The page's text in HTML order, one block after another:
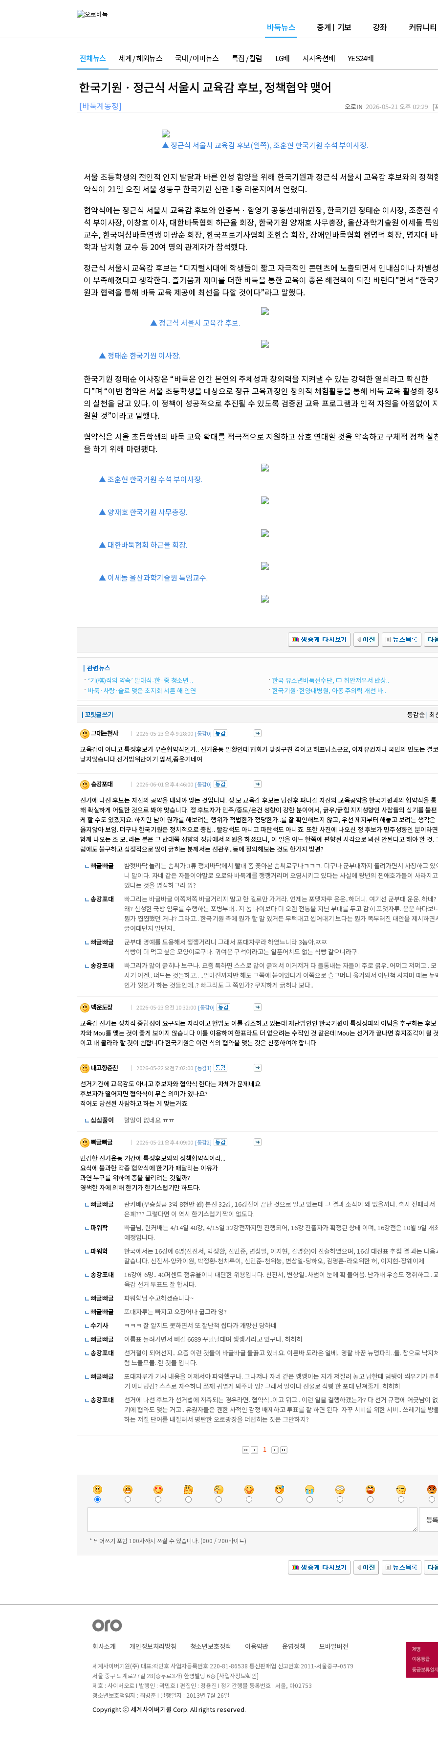
바둑뉴스 중계 | 기보 강좌 커뮤니티
전체뉴스 세계 / 해외뉴스 국내 / 아마뉴스 특집 / 칼럼 LG배 지지옥션배 YES24배
한국기원ㆍ정근식 서울시 교육감 후보, 정책협약 맺어
[바둑계동정] 오로IN 2026-05-21 오후 02:29 [
▲ 정근식 서울시 교육감 후보(왼쪽), 조훈현 한국기원 수석 부이사장.
서울 초등학생의 전인적 인지 발달과 바른 인성 함양을 위해 한국기원과 정근식 서울시 교육감 후보와의 정책
약식이 21일 오전 서울 성동구 한국기원 신관 1층 라운지에서 열렸다.
협약식에는 정근식 서울시 교육감 후보와 안종복ㆍ함영기 공동선대위원장, 한국기원 정태순 이사장, 조훈현
석 부이사장, 이창호 이사, 대한바둑협회 하근율 회장, 한국기원 양재호 사무총장, 울산과학기술원 이세돌 특임
교수, 한국여성바둑연맹 이광순 회장, 한국프로기사협회 조한승 회장, 장애인바둑협회 현명덕 회장, 명지대
학과 남치형 교수 등 20여 명의 관계자가 참석했다.
정근식 서울시 교육감 후보는 “디지털시대에 학생들이 짧고 자극적인 콘텐츠에 노출되면서 인내심이나 차별성
이 부족해졌다고 생각한다. 즐거움과 재미를 더한 바둑을 통한 교육이 좋은 해결책이 되길 바란다”면서 “한국
원과 협력을 통해 바둑 교육 제공에 최선을 다할 것이다”라고 말했다.
▲ 정근식 서울시 교육감 후보.
▲ 정태순 한국기원 이사장.
한국기원 정태순 이사장은 “바둑은 인간 본연의 주체성과 창의력을 지켜낼 수 있는 강력한 열쇠라고 확신한
다”며 “이번 협약은 서울 초등학생을 대상으로 정규 교육과정인 창의적 체험활동을 통해 바둑 교육 활성화 정
의 실천을 담고 있다. 이 정책이 성공적으로 추진될 수 있도록 검증된 교육 프로그램과 인적 자원을 아낌없이 지
원할 것”이라고 말했다.
협약식은 서울 초등학생의 바둑 교육 확대를 적극적으로 지원하고 상호 연대할 것을 약속하고 구체적 정책 실
을 하기 위해 마련됐다.
▲ 조훈현 한국기원 수석 부이사장.
▲ 양재호 한국기원 사무총장.
▲ 대한바둑협회 하근율 회장.
▲ 이세돌 울산과학기술원 특임교수.
┃관련뉴스
‘기(棋)적의 약속’ 발대식-한·중 청소년 ..
바둑·사랑·술로 맺은 초지회 서른 해 인연
한국 유소년바둑선수단, 中 취안저우서 반상..
한국기원·한양대병원, 아동 주의력 개선 바..
┃꼬릿글 쓰기 동감순| 최
그대는천사
｜ 2026-05-23 오후 9:28:00 [동감0]
교육감이 아니고 특정후보가 무슨협약식인가.. 선거운동 일환인데 협회가 맞장구친 격이고 해프닝쇼군요, 이제유권자나 국민의 민도는 결코
낮지않습니다.선거법위반이기 앞서,좀웃기네여
송강포대 ｜ 2026-06-01 오후 4:46:00 [동감0]
선거에 나선 후보는 자신의 공약을 내놔야 맞는 것입니다. 정 모 교육감 후보는 당선후 펴나갈 자신의 교육공약을 한국기원과의 협약식을 통
해 확실하게 어필한 것으로 봐야 맞습니다. 정 후보자가 민주/중도/온건 성향이 강한 분이어서, 긁우/긁힘 지지성향인 사람들의 심기를 불편
케 할 수도 있겠지요. 하지만 남이 뭔가를 해보려는 행위가 적법한가 정당한가..를 잘 확인해보지 않고, 우선 제지부터 해놓고 보려는 생각은
옳지않아 보임. 더구나 한국기원은 정치적으로 중립.. 빨강색도 아니고 파란색도 아니죠. 또한 사진에 나오신 정 후보가 민주성향인 분이라면
함께 나오는 조 모..라는 분은 그 반대쪽 성향의 정당에서 의원을 하셨으니, 이 일을 어느 한쪽에 편향된 시각으로 봐선 안된다고 해야 할 것.
럼에도 불구하고 심정적으로 많이 긁히는 분께서는 선관위..등에 질의해보는 것도 한가지 방편?
빠글빠글
뱜혓바닥 놀리는 솜씨가 3류 정치바닥에서 빨대 좀 꽂아본 솜씨로구나ㅋㅋㅋ. 더구나 군부대까지 돌려가면서 사칭하고 있
니 말이다. 자네 같은 자들이야말로 오로와 바둑계를 깽깽거리며 오염시키고 있다는 사실에 왕년의 찐애호가들이 사라지고
있다는 것을 명심하그라 잉?
송강포대
빠그리는 바글바글 이쪽저쪽 바글거리지 말고 한 길로만 가거라. 언제는 포댓자루 운운..하더니. 여기선 군부대 운운..하네?
왜? 신성한 국방 임무를 수행하는 포병부대.. 지 놈 나이보다 더 오랜 전통을 지닌 부대를 두고 감히 포댓자루..운운 하다보니
뭔가 찝찝했던 거냐? 그라고.. 한국기원 측에 뭔가 할 말 있거든 무턱대고 씹어대기 보다는 뭔가 똑부러진 대안을 제시하면
긁어대던지 말던지..
빠글빠글
군부대 명예를 도용해서 깽깽거리니 그래서 포대자루라 하였느니라 3놈아.ㅉㅉ
식빵이 더 먹고 싶은 모양이로구나. 귀여운 구석이라고는 일푼어치도 없는 식빵 같으니라구.
송강포대
빠그리가 많이 긁히나 보구나. 요즘 툭하면 스스로 많이 긁혀서 이거저거 다 들통내는 자들이 주로 긁우..어쩌고 저쩌고.. 모
시기 어겐.. 떠드는 것들하고.. ..얼마전까지만 해도 그쪽에 붙어있다가 이쪽으로 슬그머니 옮겨와서 아닌척 시치미 떼는 뉴
인가 뭣인가 하는 것들인데..? 빠그리도 그 쪽인가? 무지하게 긁히나 보다..
백운도장 ｜ 2026-05-23 오전 10:32:00 [동감0]
교육감 선거는 정치적 중립성이 요구되는 자리이고 헌법도 이를 강조하고 있는데 재단법인인 한국기원이 특정정파의 이념을 추구하는 후보
자와 Mou를 맺는 것이 좋게 보이지 않습니다 이를 이용하여 한표라도 더 얻으려는 수작인 것 같은데 Mou는 선거가 끝나면 휴지조각이 될 것
이고 내 몰라라 할 것이 뻔합니다 한국기원은 이런 식의 협약을 맺는 것은 신중하여야 합니다
내고향춘천 ｜ 2026-05-22 오전 7:02:00 [동감1]
선거기간에 교육감도 아니고 후보자와 협약식 한다는 자체가 문제네요
후보자가 떨어지면 협약식이 무슨 의미가 있나요?
적어도 당선된 사람하고 하는 게 맞는거죠.
심심풀이
할말이 없네요 ㅠㅠ
빠글빠글 ｜ 2026-05-21 오후 4:09:00 [동감2]
민감한 선거운동 기간에 특정후보와의 정책협약식이라...
요식에 불과한 각종 협약식에 한기가 매달리는 이유가
과연 누구를 위하여 종을 울리려는 것일까?
영색한 자에 의해 한기가 한기스럽기만 하도다.
빠글빠글
란커배(우승상금 3억 8천만 원) 본선 32강, 16강전이 끝난 것으로 알고 있는데 그 결과 소식이 왜 없을까나. 혹시 전패라서
은폐??? 그렇다면 이 역시 한기스럽기 짝이 없도다.
파워학
빠글님, 란커배는 4/14일 48강, 4/15일 32강전까지만 진행되어, 16강 진출자가 확정된 상태 이며, 16강전은 10월 9일 개
예정입니다.
파워학
한국에서는 16강에 6명(신진서, 박정환, 신민준, 변상일, 이지현, 김명훈)이 진출하였으며, 16강 대진표 추첨 결 과는 다음
같습니다. 신진서-양카이원, 박정환-천치루이, 신민준-천위눙, 변상일-딩하오, 김명훈-라오위한 허, 이지현-장웨이제
송강포대
16강에 6명.. 40퍼센트 점유율이니 대단한 위용입니다. 신진서, 변상일..사범이 눈에 확 들어옴. 난가배 우승도 쟁취하고..
육감 선거 투표도 잘 합시다.
빠글빠글
파워학님 수고하셨습니다~
빠글빠글
포대자루는 빠지고 오징어나 굽그라 잉?
수기사
ㅋㅋㅋ 잘 알지도 못하면서 또 잘난척 씹다가 개망신 당하네
빠글빠글
이름표 돌려가면서 빼갈 6689 꾸덜덜대며 깽깽거리고 있구나. 히히히
송강포대
선거철이 되어선지.. 요즘 이런 것들이 바글바글 들끓고 있네요. 이른바 도라온 일베.. 명찰 바꾼 뉴맹파리..들. 참으로 낙지
럼 느물므물..한 것들 입니다.
빠글빠글
포대자루가 기사 내용을 이제서야 파악했구나. 그나저나 자네 같은 깽깽이는 지가 저질러 놓고 남한테 덤탱이 씌우기가 주
기 아니덩감? 스스로 자수하니 쪼깨 귀엽게 봐주마 잉? 그래서 말이다 선물로 식빵 한 포대 던져줄게. 히히히
송강포대
선거에 나선 후보가 선거법에 저촉되는 경우라면. 협약식..이고 뭐고.. 이런 일을 결행하겠는가? 다 선거 규정에 어긋남이 없
기에 협약도 맺는 거고.. 유권자들은 괜한 사적인 감정 배제하고 투표를 잘 하면 된다. 자꾸 시비를 위한 시비.. 쓰레기를 방
하는 저질 단어를 내질러서 평탄한 오로광장을 더럽히는 짓은 그만하지?
1
* 띄어쓰기 포함 100자까지 쓰실 수 있습니다. (000 / 200바이트)
회사소개 개인정보처리방침 청소년보호정책 이용약관 운영정책 모바일버전
세계사이버기원(주) 대표:곽민호 사업자등록번호:220-81-86538 통신판매업 신고번호:2011-서울중구-0579
서울 중구 퇴계로27길 28(충무로3가) 한영빌딩 6층 [사업자정보확인]
제호 : 사이버오로 I 발행인 : 곽민호 I 편집인 : 정용진 I 정기간행물 등록번호 : 서울, 아02753
청소년보호책임자 : 최병준 I 발행일자 : 2013년 7월 26일
Copyright ⓒ 세계사이버기원 Corp. All rights reserved.